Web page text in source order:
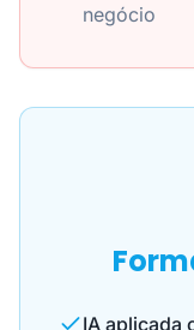
negócio
IA aplicada